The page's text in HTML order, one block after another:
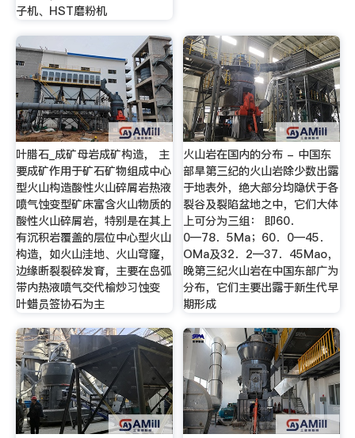
子机、HST磨粉机
叶腊石_成矿母岩成矿构造， 主
要成矿作用于矿石矿物组成中心
型火山构造酸性火山碎屑岩热液
喷气蚀变型矿床富含火山物质的
酸性火山碎屑岩，特别是在其上
有沉积岩覆盖的层位中心型火山
构造，如火山洼地、火山穹窿，
边缘断裂裂碎发育，主要在岛弧
带内热液喷气交代榆炒习蚀变
叶蜡员签协石为主
火山岩在国内的分布 - 中国东
部旱第三纪的火山岩除少数出露
于地表外，绝大部分均隐伏于各
裂谷及裂陷盆地之中，它们大体
上可分为三组： 即60．
0―78．5Ma；60．0―45．
OMa及32．2―37．45Mao，
晚第三纪火山岩在中国东部广为
分布，它们主要出露于新生代早
期形成